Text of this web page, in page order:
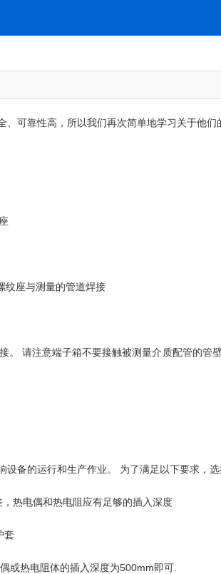
可靠性高，所以我们再次简单地学习关于他
纹座与测量的管道焊接
。 请注意端子箱不要接触被测量介质配管的
备的运行和生产作业。 为了满足以下要求，
热电偶和热电阻应有足够的插入深度
套
或热电阻体的插入深度为500mm即可.